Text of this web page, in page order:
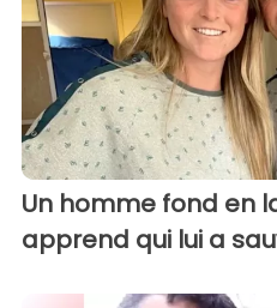
Un homme fond en
apprend qui lui a